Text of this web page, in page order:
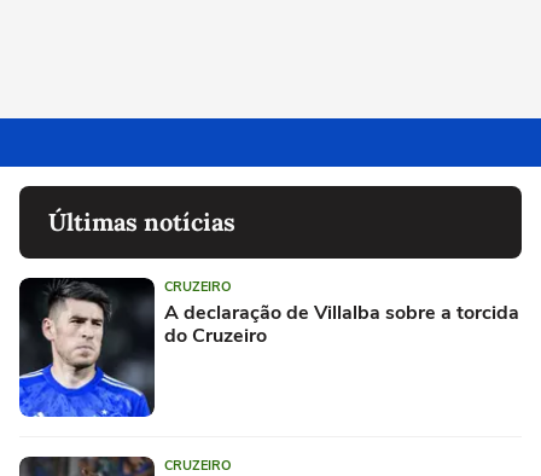
Últimas notícias
CRUZEIRO
A declaração de Villalba sobre a torcida
do Cruzeiro
CRUZEIRO